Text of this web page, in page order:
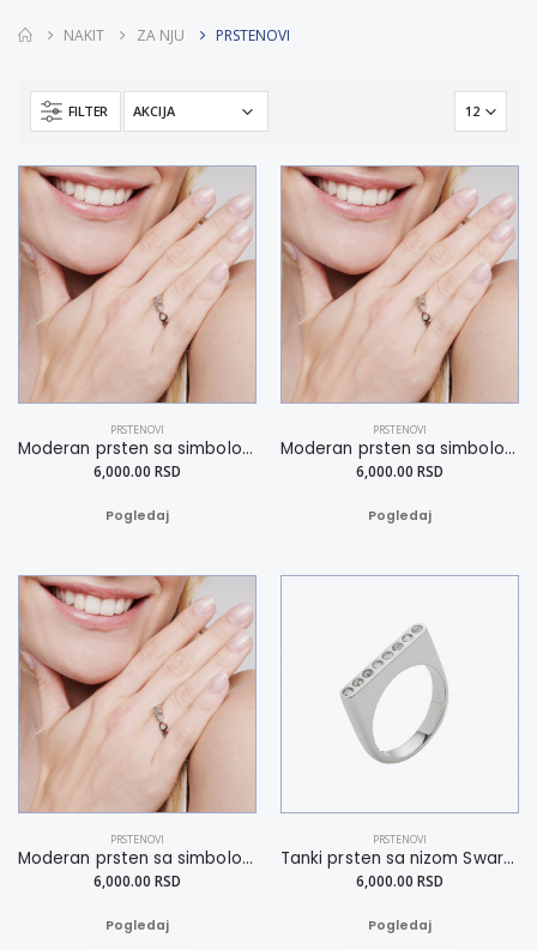
NAKIT ZA NJU PRSTENOVI
FILTER
PRSTENOVI
Moderan prsten sa simbolom beskonačnosti 19
6,000.00 RSD
Pogledaj
PRSTENOVI
Moderan prsten sa simbolom beskonačnosti 18
6,000.00 RSD
Pogledaj
PRSTENOVI
Moderan prsten sa simbolom beskonačnosti 17
6,000.00 RSD
Pogledaj
PRSTENOVI
Tanki prsten sa nizom Swarovski kristala 19
6,000.00 RSD
Pogledaj